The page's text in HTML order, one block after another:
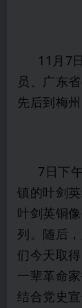
11月7
员、广东
先后到梅
7日下
镇的叶剑
叶剑英铜
列。随后
们今天取
一辈革命
结合党史